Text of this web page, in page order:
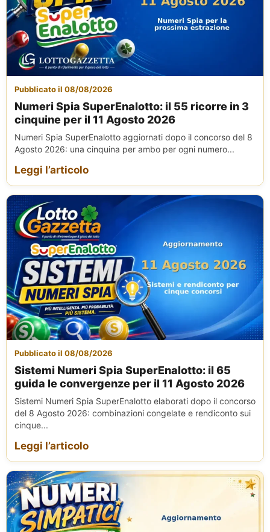
Pubblicato il 08/08/2026
Numeri Spia SuperEnalotto: il 55 ricorre in 3
cinquine per il 11 Agosto 2026
Numeri Spia SuperEnalotto aggiornati dopo il concorso del 8
Agosto 2026: una cinquina per ambo per ogni numero...
Leggi l’articolo
Pubblicato il 08/08/2026
Sistemi Numeri Spia SuperEnalotto: il 65
guida le convergenze per il 11 Agosto 2026
Sistemi Numeri Spia SuperEnalotto elaborati dopo il concorso
del 8 Agosto 2026: combinazioni congelate e rendiconto sui
cinque...
Leggi l’articolo